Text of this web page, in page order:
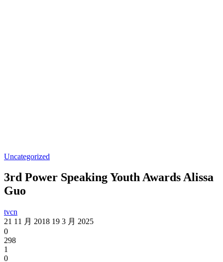
Uncategorized
3rd Power Speaking Youth Awards Alissa
Guo
tvcn
21 11 月 2018 19 3 月 2025
0
298
1
0